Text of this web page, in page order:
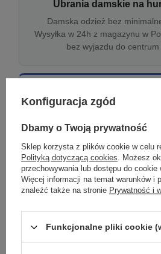
Ubrania damskie na
Damska odzież bez
Wysyłka w 24h z magazynu w
bez wyjazdu do centrum
Odzież damska
Internetowa hurtownia damska z
Aktualizacja stanów
Damskie ubrania w
Hurt odzieży damskiej z wysyłką
sklepu w całej UE. Zero
Konfiguracja zgód
Dbamy o Twoją prywatność
Sklep korzysta z plików cookie w celu
Polityką dotyczącą cookies. Możesz
przechowywania lub dostępu do cookie
Więcej informacji na temat warunków i
znaleźć także na stronie Prywatność i
Funkcjonalne pliki cookie